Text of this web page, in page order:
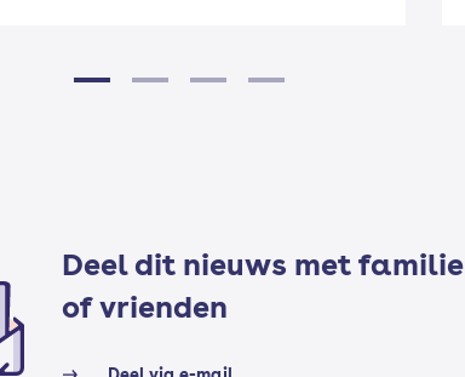
Deel dit nieuws met familie
of vrienden